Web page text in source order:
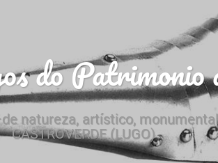
do
natureza, artístico,
CASTROVERDE (LUGO)